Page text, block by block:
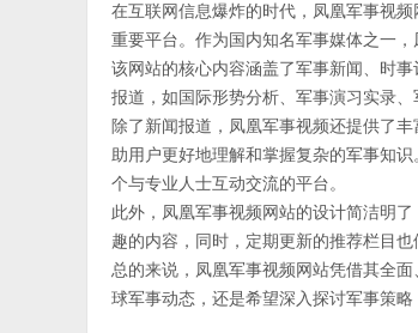
在互联网信息爆炸的时代，凤凰军事视
重要平台。作为国内知名军事媒体之一
该网站的核心内容涵盖了军事新闻、时
报道，如国际形势分析、军事演习实录
除了新闻报道，凤凰军事视频还提供了
助用户更好地理解和掌握复杂的军事知
个与专业人士互动交流的平台。
此外，凤凰军事视频网站的设计简洁明
趣的内容，同时，定期更新的推荐栏目也
总的来说，凤凰军事视频网站凭借其全
球军事动态，还是希望深入探讨军事策